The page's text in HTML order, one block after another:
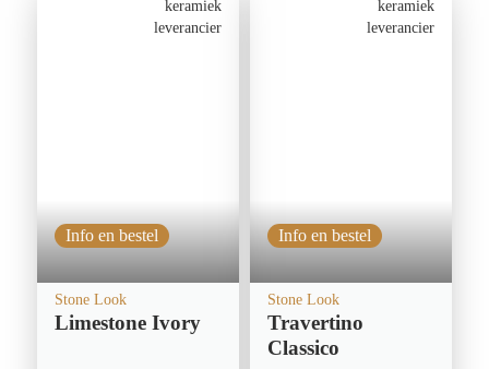
Info en bestel
Stone Look
Limestone Ivory
Info en bestel
Stone Look
Travertino
Classico